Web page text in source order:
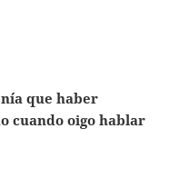
que haber
cuando oigo hablar